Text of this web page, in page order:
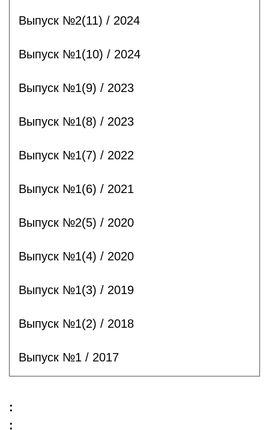
Выпуск №2(11) / 2024
Выпуск №1(10) / 2024
Выпуск №1(9) / 2023
Выпуск №1(8) / 2023
Выпуск №1(7) / 2022
Выпуск №1(6) / 2021
Выпуск №2(5) / 2020
Выпуск №1(4) / 2020
Выпуск №1(3) / 2019
Выпуск №1(2) / 2018
Выпуск №1 / 2017
:
: